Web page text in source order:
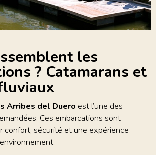
les
? Catamarans et
Arribes del Duero est l’une des
Ces embarcations sont
confort, sécurité et une expérience